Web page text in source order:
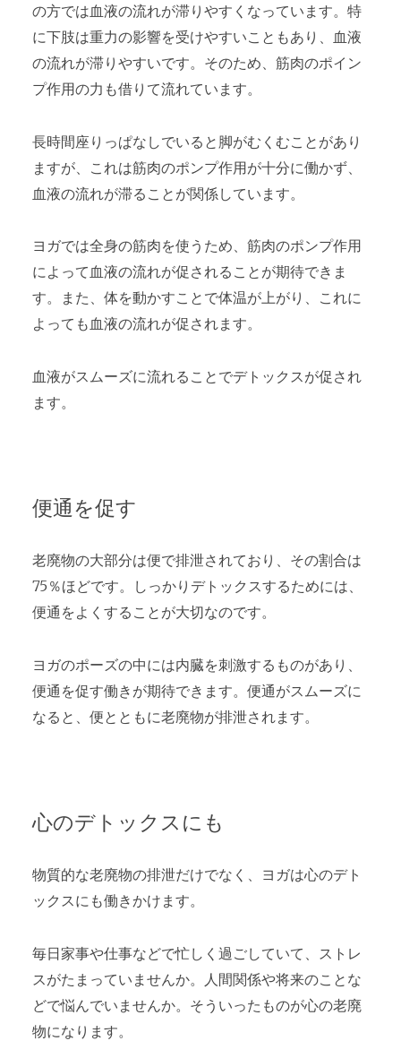
の方では血液の流れが滞りやすくなっています。特
に下肢は重力の影響を受けやすいこともあり、血液
の流れが滞りやすいです。そのため、筋肉のポイン
プ作用の力も借りて流れています。
長時間座りっぱなしでいると脚がむくむことがあり
ますが、これは筋肉のポンプ作用が十分に働かず、
血液の流れが滞ることが関係しています。
ヨガでは全身の筋肉を使うため、筋肉のポンプ作用
によって血液の流れが促されることが期待できま
す。また、体を動かすことで体温が上がり、これに
よっても血液の流れが促されます。
血液がスムーズに流れることでデトックスが促され
ます。
便通を促す
老廃物の大部分は便で排泄されており、その割合は
75％ほどです。しっかりデトックスするためには、
便通をよくすることが大切なのです。
ヨガのポーズの中には内臓を刺激するものがあり、
便通を促す働きが期待できます。便通がスムーズに
なると、便とともに老廃物が排泄されます。
心のデトックスにも
物質的な老廃物の排泄だけでなく、ヨガは心のデト
ックスにも働きかけます。
毎日家事や仕事などで忙しく過ごしていて、ストレ
スがたまっていませんか。人間関係や将来のことな
どで悩んでいませんか。そういったものが心の老廃
物になります。